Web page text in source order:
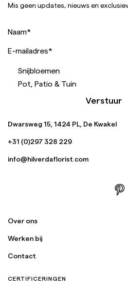
Mis geen updates, nieuws en
Naam*
E-mailadres*
Snijbloemen
Pot, Patio & Tuin
Verstuur
Dwarsweg 15, 1424 PL, De Kwakel
+31 (0)297 328 229
info@hilverdaflorist.com
Over ons
Werken bij
Contact
CERTIFICERINGEN